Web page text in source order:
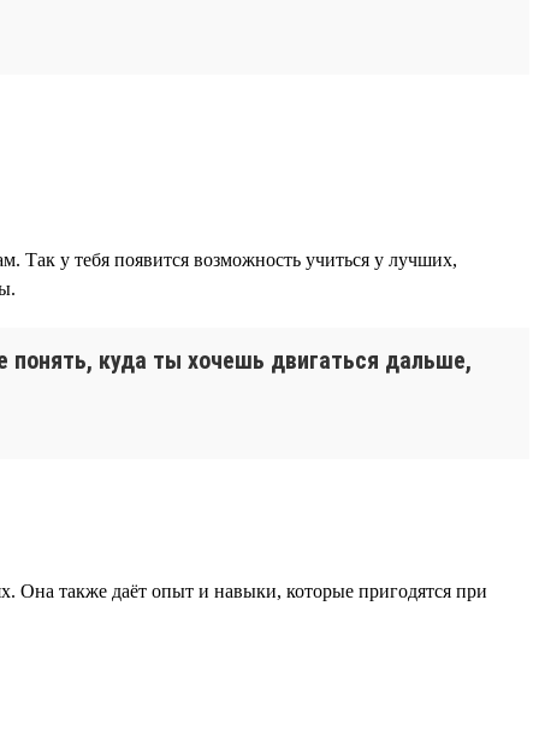
Так у тебя появится возможность учиться у лучших,
понять, куда ты хочешь двигаться дальше,
Она также даёт опыт и навыки, которые пригодятся при